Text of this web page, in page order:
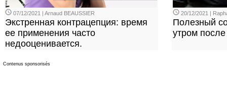
07/12/2021 | Arnaud BEAUSSIER
Экстренная контрацепция: время
ее применения часто
недооценивается.
20/12/2021 |
Полезный
утром
Contenus sponsorisés